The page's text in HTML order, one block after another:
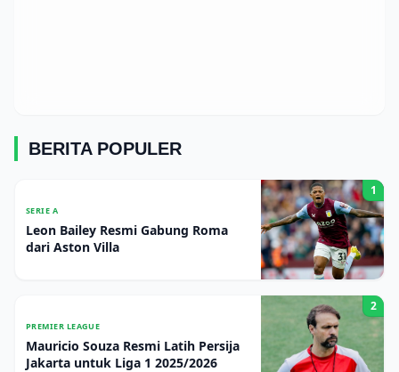
BERITA POPULER
SERIE A
Leon Bailey Resmi Gabung Roma
dari Aston Villa
1
PREMIER LEAGUE
Mauricio Souza Resmi Latih Persija
Jakarta untuk Liga 1 2025/2026
2